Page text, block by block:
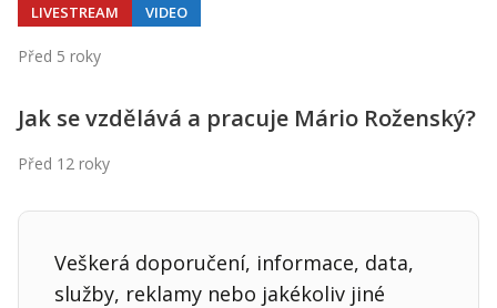
LIVESTREAM VIDEO
Před 5 roky
Jak se vzdělává a pracuje Mário Roženský?
Před 12 roky
Veškerá doporučení, informace, data,
služby, reklamy nebo jakékoliv jiné